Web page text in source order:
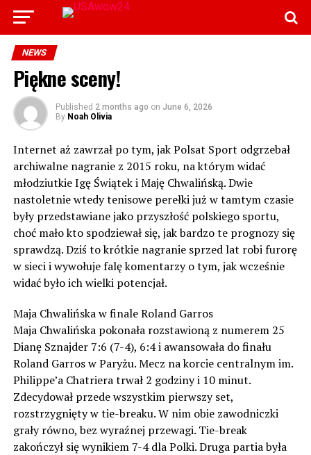
NEWS
Piękne sceny!
Published 2 months ago on June 6, 2026
By Noah Olivia
Internet aż zawrzał po tym, jak Polsat Sport odgrzebał
archiwalne nagranie z 2015 roku, na którym widać
młodziutkie Igę Świątek i Maję Chwalińską. Dwie
nastoletnie wtedy tenisowe perełki już w tamtym czasie
były przedstawiane jako przyszłość polskiego sportu,
choć mało kto spodziewał się, jak bardzo te prognozy się
sprawdzą. Dziś to krótkie nagranie sprzed lat robi furorę
w sieci i wywołuje falę komentarzy o tym, jak wcześnie
widać było ich wielki potencjał.
Maja Chwalińska w finale Roland Garros
Maja Chwalińska pokonała rozstawioną z numerem 25
Dianę Sznajder 7:6 (7-4), 6:4 i awansowała do finału
Roland Garros w Paryżu. Mecz na korcie centralnym im.
Philippe’a Chatriera trwał 2 godziny i 10 minut.
Zdecydował przede wszystkim pierwszy set,
rozstrzygnięty w tie-breaku. W nim obie zawodniczki
grały równo, bez wyraźnej przewagi. Tie-break
zakończył się wynikiem 7-4 dla Polki. Druga partia była